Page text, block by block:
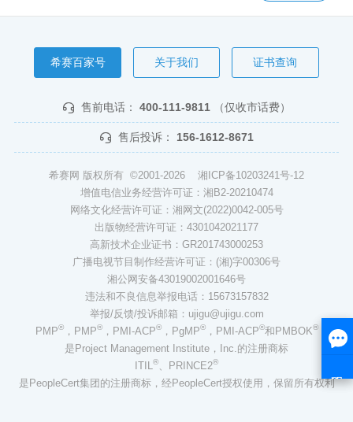
希赛百家号 关于我们 证书查询
售前电话： 400-111-9811 （仅收市话费）
售后投诉： 156-1612-8671
希赛网 版权所有 ©2001-2026 湘ICP备10203241号-12
增值电信业务经营许可证：湘B2-20210474
网络文化经营许可证：湘网文(2022)0042-005号
出版物经营许可证：4301042021177
高新技术企业证书：GR201743000253
广播电视节目制作经营许可证：(湘)字00306号
湘公网安备43019002001646号
违法和不良信息举报电话：15673157832
举报/反馈/投诉邮箱：ujigu@ujigu.com
PMP®，PMP®，PMI-ACP®，PgMP®，PMI-ACP®和PMBOK®
是Project Management Institute，Inc.的注册商标
ITIL ® 、PRINCE2®
是PeopleCert集团的注册商标，经PeopleCert授权使用，保留所有权利